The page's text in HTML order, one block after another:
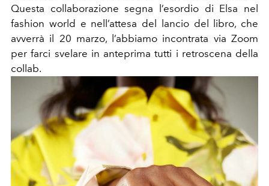
Questa collaborazione segna l’esordio di Elsa nel
fashion world e nell’attesa del lancio del libro, che
avverrà il 20 marzo, l’abbiamo incontrata via Zoom
per farci svelare in anteprima tutti i retroscena della
collab.